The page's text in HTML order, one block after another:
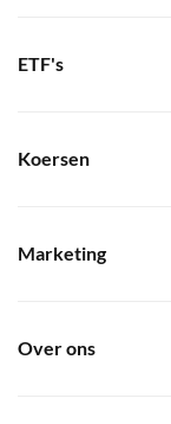
ETF's
Koersen
Marketing
Over ons